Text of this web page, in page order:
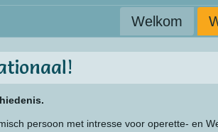
Welkom
persoon met intresse voor operette- en